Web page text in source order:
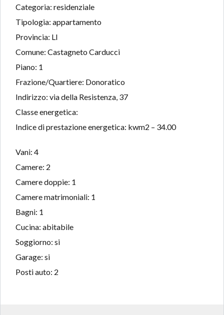
Categoria: residenziale
Tipologia: appartamento
Provincia: LI
Comune: Castagneto Carducci
Piano: 1
Frazione/Quartiere: Donoratico
Indirizzo: via della Resistenza, 37
Classe energetica:
Indice di prestazione energetica: kwm2 – 34.00
Vani: 4
Camere: 2
Camere doppie: 1
Camere matrimoniali: 1
Bagni: 1
Cucina: abitabile
Soggiorno: si
Garage: si
Posti auto: 2